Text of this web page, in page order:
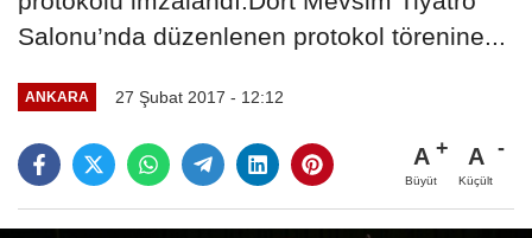
Salonu’nda düzenlenen protokol törenine...
ANKARA 27 Şubat 2017 - 12:12
A
Büyüt
A
Küçült